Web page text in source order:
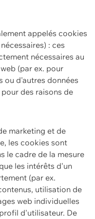
appelés cookies
: ces
nécessaires au
(par ex. pour
ou d'autres données
des raisons de
marketing et de
les cookies sont
le cadre de la mesure
les intérêts d'un
(par ex.
utilisation de
web individuelles
d'utilisateur. De